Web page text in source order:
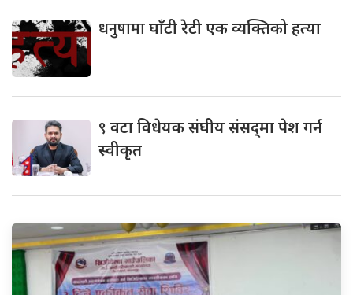
धनुषामाघाँटी रेटी एक व्यक्तिको हत्या
९ वटा विधेयक संघीय संसद्‌मा पेश गर्न
स्वीकृत